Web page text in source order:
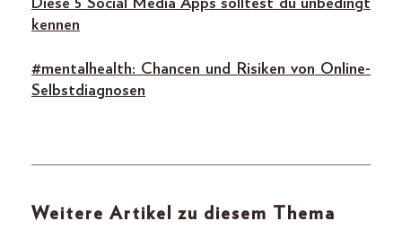
Diese 5 Social Media Appssolltest du unbedingt
kennen
#mentalhealth: Chancen und Risiken von Online-
Selbstdiagnosen
Weitere Artikel zu diesem Thema